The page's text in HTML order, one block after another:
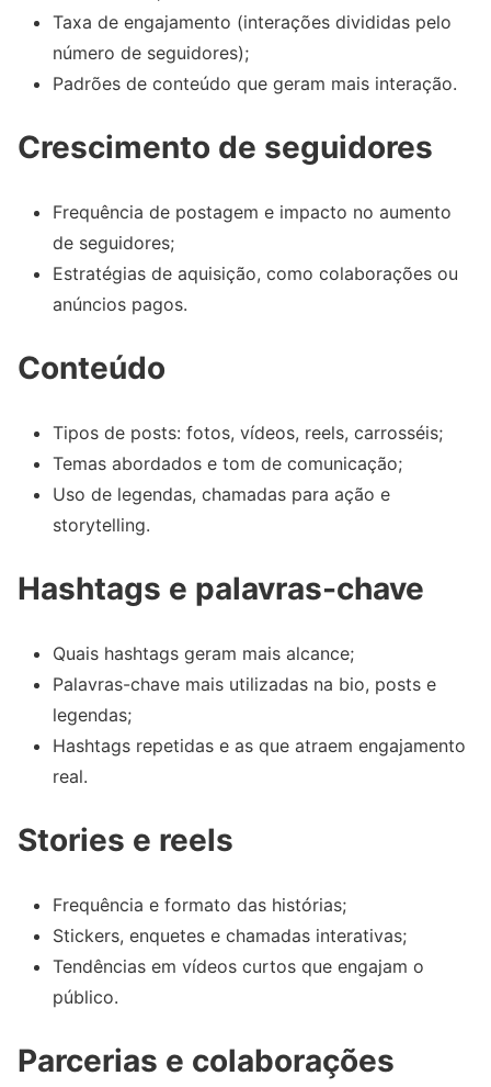
Taxa de engajamento (interações divididas pelo
número de seguidores);
Padrões de conteúdo que geram mais interação.
Crescimento de seguidores
Frequência de postagem e impacto no aumento
de seguidores;
Estratégias de aquisição, como colaborações ou
anúncios pagos.
Conteúdo
Tipos de posts: fotos, vídeos, reels, carrosséis;
Temas abordados e tom de comunicação;
Uso de legendas, chamadas para ação e
storytelling.
Hashtags e palavras-chave
Quais hashtags geram mais alcance;
Palavras-chave mais utilizadas na bio, posts e
legendas;
Hashtags repetidas e as que atraem engajamento
real.
Stories e reels
Frequência e formato das histórias;
Stickers, enquetes e chamadas interativas;
Tendências em vídeos curtos que engajam o
público.
Parcerias e colaborações